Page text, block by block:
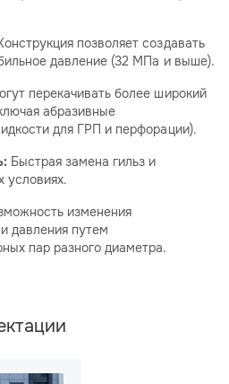
позволяет создавать
давление (32 МПа и выше).
перекачивать более широкий
абразивные
для ГРП и перфорации).
Быстрая замена гильз и
условиях.
изменения
давления путем
пар разного диаметра.